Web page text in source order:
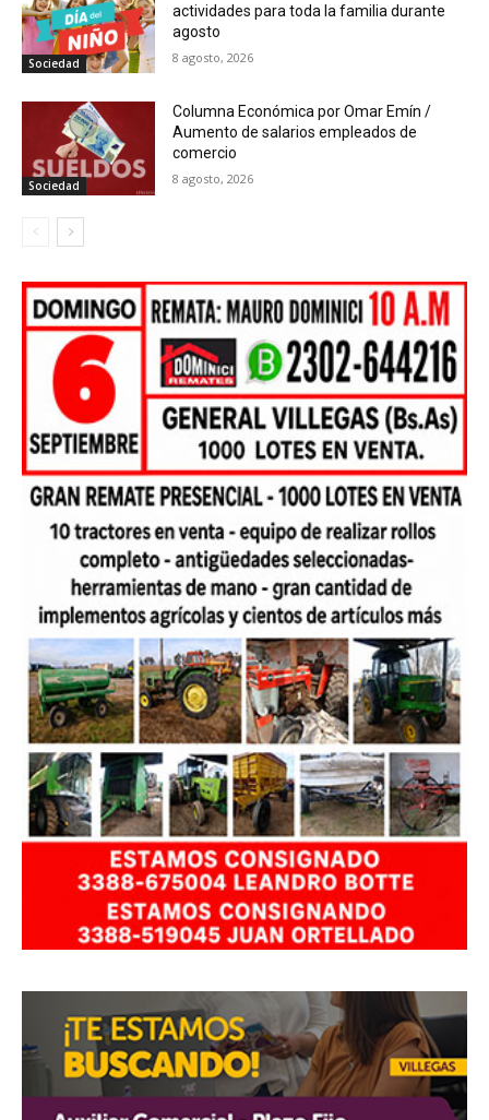
Sociedad
actividades para toda la familia durante
agosto
8 agosto, 2026
Sociedad
Columna Económica por Omar Emín /
Aumento de salarios empleados de
comercio
8 agosto, 2026